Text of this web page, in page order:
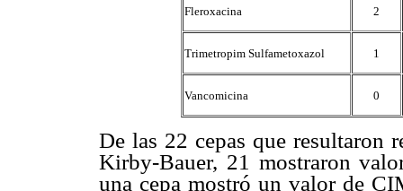
Fleroxacina 2
Trimetropim Sulfametoxazol 1
Vancomicina 0
De las 22 cepas que resultaron
Kirby-Bauer, 21 mostraron
una cepa mostró un valor de